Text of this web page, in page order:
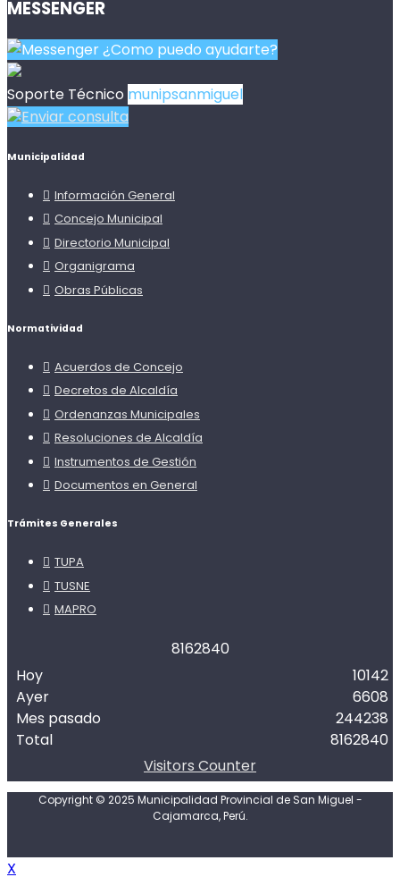
MESSENGER
¿Como puedo ayudarte?
Soporte Técnico munipsanmiguel
Enviar consulta
Municipalidad
Información General
Concejo Municipal
Directorio Municipal
Organigrama
Obras Públicas
Normatividad
Acuerdos de Concejo
Decretos de Alcaldía
Ordenanzas Municipales
Resoluciones de Alcaldía
Instrumentos de Gestión
Documentos en General
Trámites Generales
TUPA
TUSNE
MAPRO
8162840
Hoy
Ayer
Mes pasado
Total
10142
6608
244238
8162840
Visitors Counter
Copyright © 2025 Municipalidad Provincial de San Miguel -
Cajamarca, Perú.
X